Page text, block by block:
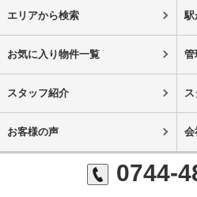
エリアから検索 駅
お気に入り物件一覧 管
スタッフ紹介
お客様の声 会
0744-